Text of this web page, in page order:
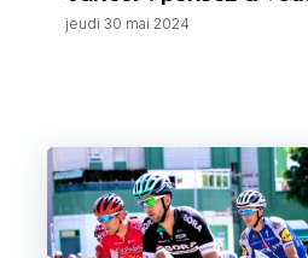
jeudi 30 mai 2024